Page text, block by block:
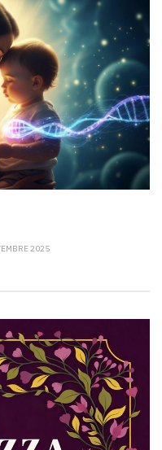
2025